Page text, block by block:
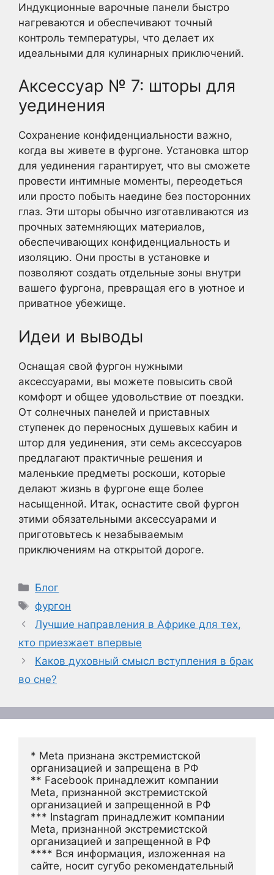
Индукционные варочные панели быстро
нагреваются и обеспечивают точный
контроль температуры, что делает их
идеальными для кулинарных приключений.
Аксессуар № 7: шторы для
уединения
Сохранение конфиденциальности важно,
когда вы живете в фургоне. Установка штор
для уединения гарантирует, что вы сможете
провести интимные моменты, переодеться
или просто побыть наедине без посторонних
глаз. Эти шторы обычно изготавливаются из
прочных затемняющих материалов,
обеспечивающих конфиденциальность и
изоляцию. Они просты в установке и
позволяют создать отдельные зоны внутри
вашего фургона, превращая его в уютное и
приватное убежище.
Идеи и выводы
Оснащая свой фургон нужными
аксессуарами, вы можете повысить свой
комфорт и общее удовольствие от поездки.
От солнечных панелей и приставных
ступенек до переносных душевых кабин и
штор для уединения, эти семь аксессуаров
предлагают практичные решения и
маленькие предметы роскоши, которые
делают жизнь в фургоне еще более
насыщенной. Итак, оснастите свой фургон
этими обязательными аксессуарами и
приготовьтесь к незабываемым
приключениям на открытой дороге.
Рубрики
Блог
Метки
фургон
Лучшие направления в Африке для тех,
кто приезжает впервые
Каков духовный смысл вступления в брак
во сне?
* Meta признана экстремистской
организацией и запрещена в РФ
** Facebook принадлежит компании
Meta, признанной экстремистской
организацией и запрещенной в РФ
*** Instagram принадлежит компании
Meta, признанной экстремистской
организацией и запрещенной в РФ
**** Вся информация, изложенная на
сайте, носит сугубо рекомендательный